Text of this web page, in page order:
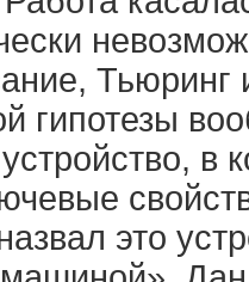
Тьюринг
гипотезы
в
это